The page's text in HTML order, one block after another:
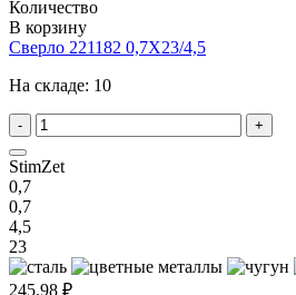
Количество
В корзину
Сверло 221182 0,7X23/4,5
На складе: 10
- +
StimZet
0,7
0,7
4,5
23
245.98 ₽